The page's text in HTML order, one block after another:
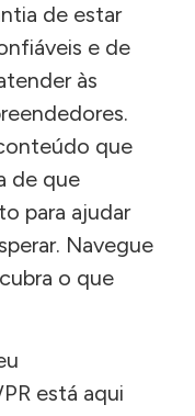
de estar
e de
às
que
de que
para ajudar
Navegue
o que
está aqui